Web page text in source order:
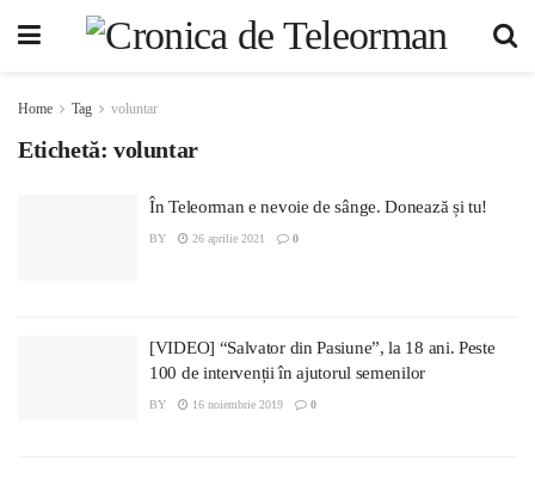
Home Tag voluntar
Etichetă: voluntar
În Teleorman e nevoie de sânge. Donează și tu!
BY 26 aprilie 2021 0
[VIDEO] “Salvator din Pasiune”, la 18 ani. Peste
100 de intervenții în ajutorul semenilor
BY 16 noiembrie 2019 0